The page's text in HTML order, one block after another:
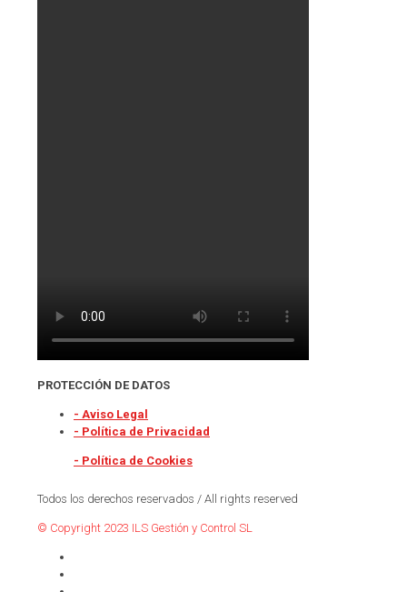
PROTECCIÓN DE DATOS
- Aviso Legal
- Política de Privacidad
- Política de Cookies
Todos los derechos reservados / All rights reserved
© Copyright 2023 ILS Gestión y Control SL